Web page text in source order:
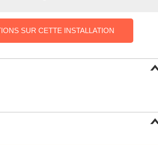
SUR CETTE INSTALLATION